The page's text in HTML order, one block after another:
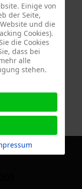
im August
Ortsbeirates im
Einige von
der Seite,
und die
Cookies).
die Cookies
dass bei
alle
stehen.